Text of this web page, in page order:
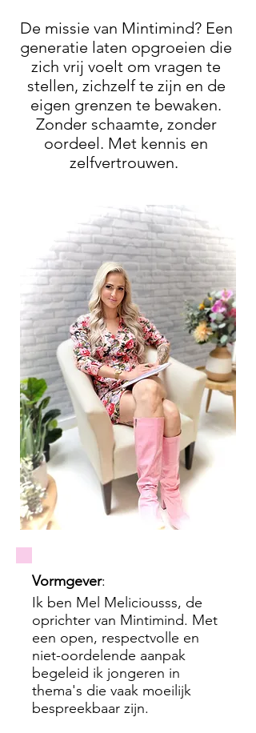
De missie van Mintimind? Een
generatie laten opgroeien die
zich vrij voelt om vragen te
stellen, zichzelf te zijn en de
eigen grenzen te bewaken.
Zonder schaamte, zonder
oordeel. Met kennis en
zelfvertrouwen.
Vormgever:
Ik ben Mel Meliciousss, de
oprichter van Mintimind. Met
een open, respectvolle en
niet-oordelende aanpak
begeleid ik jongeren in
thema's die vaak moeilijk
bespreekbaar zijn.